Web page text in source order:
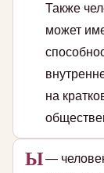
Также
может
на
Ы—